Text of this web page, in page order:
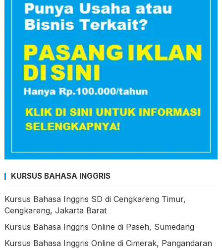
KURSUS BAHASA INGGRIS
Kursus Bahasa Inggris SD di Cengkareng Timur,
Cengkareng, Jakarta Barat
Kursus Bahasa Inggris Online di Paseh, Sumedang
Kursus Bahasa Inggris Online di Cimerak, Pangandaran